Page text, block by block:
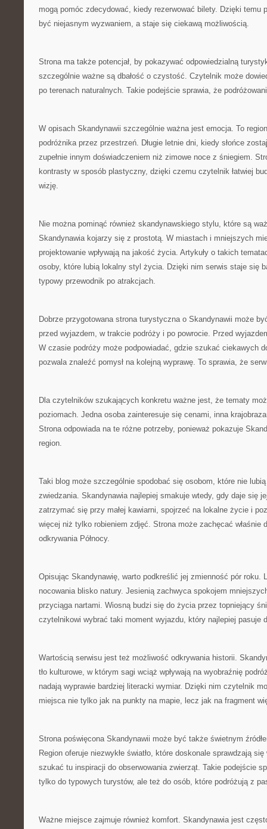
mogą pomóc zdecydować, kiedy rezerwować bilety. Dzięki temu
być niejasnym wyzwaniem, a staje się ciekawą możliwością.
Strona ma także potencjał, by pokazywać odpowiedzialną
szczególnie ważne są dbałość o czystość. Czytelnik może
po terenach naturalnych. Takie podejście sprawia, że
W opisach Skandynawii szczególnie ważna jest emocja. To
podróżnika przez przestrzeń. Długie letnie dni, kiedy słońce
zupełnie innym doświadczeniem niż zimowe noce z śniegiem.
kontrasty w sposób plastyczny, dzięki czemu czytelnik łatwiej
wizję.
Nie można pominąć również skandynawskiego stylu, które są
Skandynawia kojarzy się z prostotą. W miastach i mniejszych
projektowanie wpływają na jakość życia. Artykuły o takich
osoby, które lubią lokalny styl życia. Dzięki nim serwis staje się
typowy przewodnik po atrakcjach.
Dobrze przygotowana strona turystyczna o Skandynawii może
przed wyjazdem, w trakcie podróży i po powrocie. Przed
W czasie podróży może podpowiadać, gdzie szukać ciekawych
pozwala znaleźć pomysł na kolejną wyprawę. To sprawia, że
Dla czytelników szukających konkretu ważne jest, że tematy
poziomach. Jedna osoba zainteresuje się cenami, inna
Strona odpowiada na te różne potrzeby, ponieważ pokazuje
region.
Taki blog może szczególnie spodobać się osobom, które nie
zwiedzania. Skandynawia najlepiej smakuje wtedy, gdy daje się
zatrzymać się przy małej kawiarni, spojrzeć na lokalne życie i
więcej niż tylko robieniem zdjęć. Strona może zachęcać właśnie
odkrywania Północy.
Opisując Skandynawię, warto podkreślić jej zmienność pór roku.
nocowania blisko natury. Jesienią zachwyca spokojem
przyciąga nartami. Wiosną budzi się do życia przez topniejący
czytelnikowi wybrać taki moment wyjazdu, który najlepiej pasuje
Wartością serwisu jest też możliwość odkrywania historii.
tło kulturowe, w którym sagi wciąż wpływają na wyobraźnię
nadają wyprawie bardziej literacki wymiar. Dzięki nim czytelnik
miejsca nie tylko jak na punkty na mapie, lecz jak na fragment
Strona poświęcona Skandynawii może być także świetnym
Region oferuje niezwykłe światło, które doskonale sprawdzają
szukać tu inspiracji do obserwowania zwierząt. Takie podejście
tylko do typowych turystów, ale też do osób, które podróżują z
Ważne miejsce zajmuje również komfort. Skandynawia jest